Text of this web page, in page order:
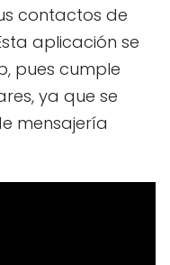
contactos de
aplicación se
pues cumple
ya que se
mensajería